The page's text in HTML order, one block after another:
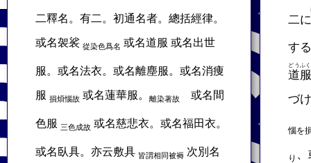
二釋名。有二。初通名者。總括經律。
或名袈裟 從染色爲名 或名道服 或名出世
服。或名法衣。或名離塵服。或名消痩
服 損煩惱故 或名蓮華服。 離染著故 或名間
色服 三色成故 或名慈悲衣。或名福田衣。
或名臥具。亦云敷具 皆謂相同被褥 次別名
二に
す
道服
どうふく
づ
惱を
り